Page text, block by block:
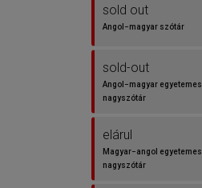
sold out
Angol−magyar szótár
sold-out
Angol−magyar egyetemes
nagyszótár
elárul
Magyar−angol egyetemes
nagyszótár